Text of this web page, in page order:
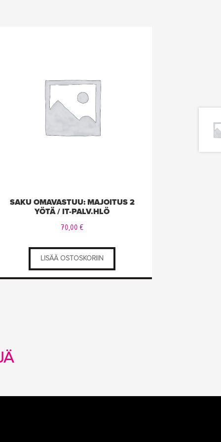
SAKU OMAVASTUU: MAJOITUS 2
YÖTÄ / IT-PALV.HLÖ
70,00 €
LISÄÄ OSTOSKORIIN